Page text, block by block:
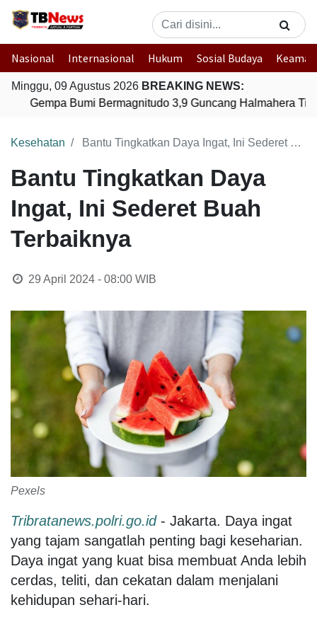
Nasional Internasional Hukum Sosial Budaya
Minggu, 09 Agustus 2026 BREAKING NEWS:
Gempa Bumi Bermagnitudo 3,9 Guncang Halmahera
Kesehatan Bantu Tingkatkan Daya Ingat, Ini Sederet Buah Terbaiknya
Bantu Tingkatkan Daya
Ingat, Ini Sederet Buah
Terbaiknya
29 April 2024 - 08:00WIB
Pexels
Tribratanews.polri.go.id - Jakarta. Daya ingat
yang tajam sangatlah penting bagi keseharian.
Daya ingat yang kuat bisa membuat Anda lebih
cerdas, teliti, dan cekatan dalam menjalani
kehidupan sehari-hari.